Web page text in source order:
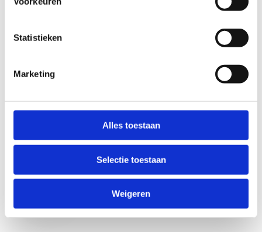
Statistieken
Marketing
Alles toestaan
Selectie toestaan
Weigeren
Anti-Robot Verification
Click to start verification
Verzend